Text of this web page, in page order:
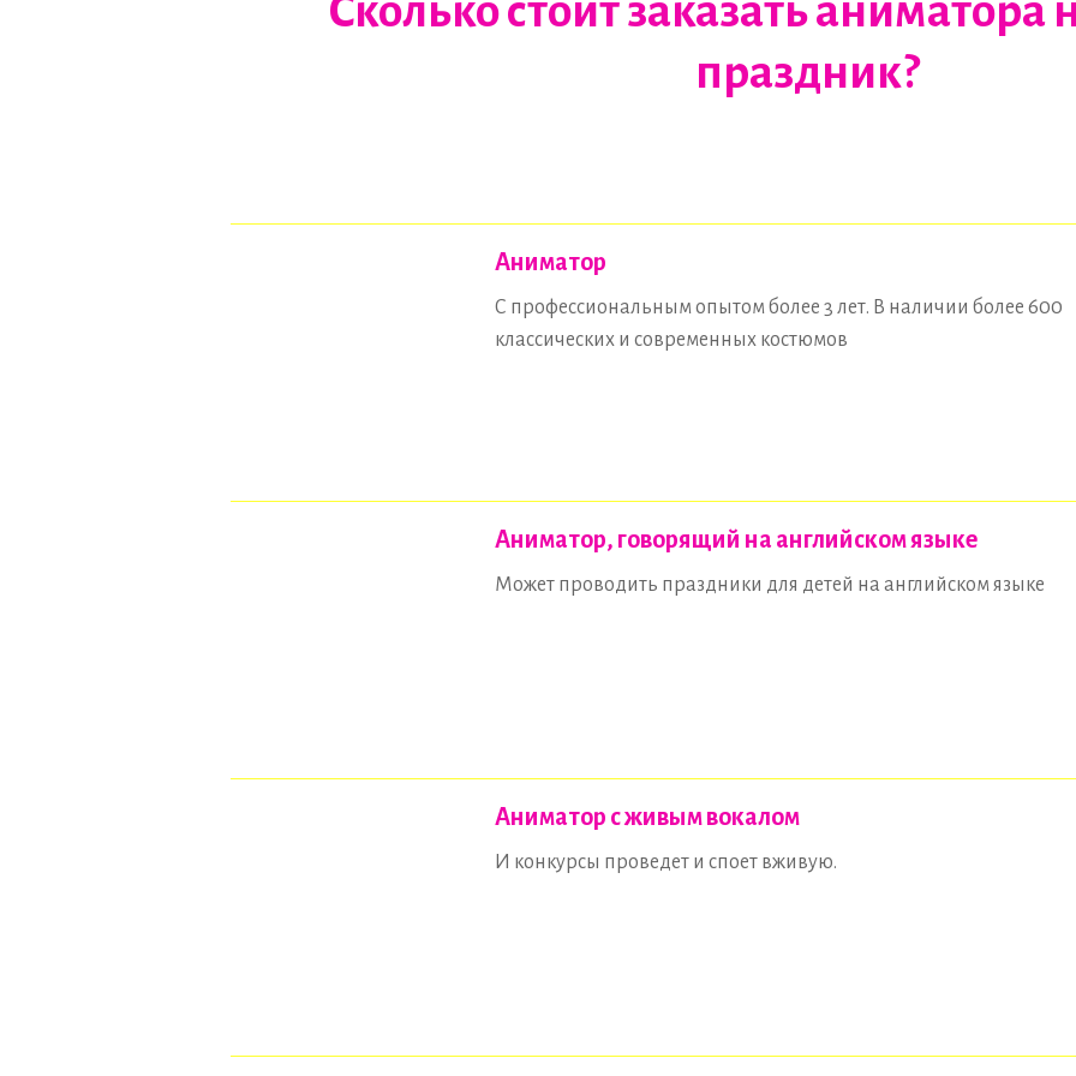
Сколько стоит заказать аниматора
праздник?
Аниматор
С профессиональным опытом более 3 лет. В наличии более 600
классических и современных костюмов
Аниматор, говорящий на английском языке
Может проводить праздники для детей на английском языке
Аниматор с живым вокалом
И конкурсы проведет и споет вживую.